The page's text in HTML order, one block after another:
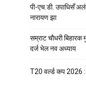
पी-एच.डी. उपाधिसँ
नारायण झा
सम्राट चौधरी
दर्ज भेल नव अध्याय
T20 वर्ल्ड कप 2026